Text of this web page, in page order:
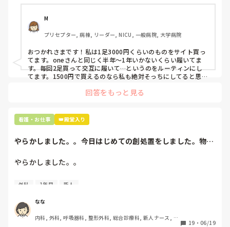
半年〜1年未満で交換しています。
職場の人が「ナースシューズに3000円以上は出せない」っ
て言ってて、わたしの倍額は出せるのか！とびっくりしたの
で、世の皆さんはどうなのかなと…🤔
M
プリセプター, 病棟, リーダー, NICU, 一般病院, 大学病院
おつかれさまです！私は1足3000円くらいのものをサイト買っ
てます。oneさんと同じく半年〜1年いかないくらい履いてま
す。毎回2足買って交互に履いて…というのをルーティンにし
てます。1500円で買えるのなら私も絶対そっちにしてると思う
回答をもっと見る
看護・お仕事 👑殿堂入り
やらかしました。。今日はじめての創処置をしました。物品
やらかしました。。
今日はじめての創処置をしました。
ゴミと一緒に、ノリで鑷子達を捨てました。。
患者に使用した物品は使い捨て、という認識が頭の中にあっ
て…。
外科 1年目 新人
なな
内科, 外科, 呼吸器科, 整形外科, 総合診療科, 新人ナース, 脳
19 ・ 06/19